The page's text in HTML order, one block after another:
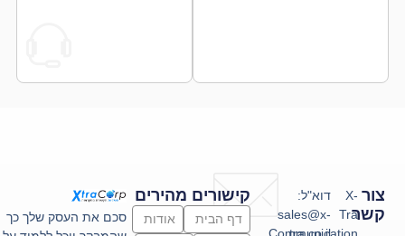
סכם את העסק שלך כך
קישורים מהירים
דף הבית אודות
צור
קשר
X-
Tra
דוא"ל:
sales@x-